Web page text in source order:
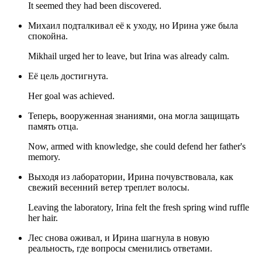
It seemed they had been discovered.
Михаил подталкивал её к уходу, но Ирина уже была
спокойна.
Mikhail urged her to leave, but Irina was already calm.
Её цель достигнута.
Her goal was achieved.
Теперь, вооруженная знаниями, она могла защищать
память отца.
Now, armed with knowledge, she could defend her father's
memory.
Выходя из лаборатории, Ирина почувствовала, как
свежий весенний ветер треплет волосы.
Leaving the laboratory, Irina felt the fresh spring wind ruffle
her hair.
Лес снова оживал, и Ирина шагнула в новую
реальность, где вопросы сменились ответами.